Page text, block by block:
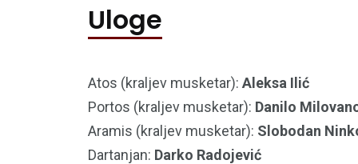
Uloge
Atos (kraljev musketar): Aleksa Ilić
Portos (kraljev musketar): Danilo
Aramis (kraljev musketar): Slobodan
Dartanjan: Darko Radojević